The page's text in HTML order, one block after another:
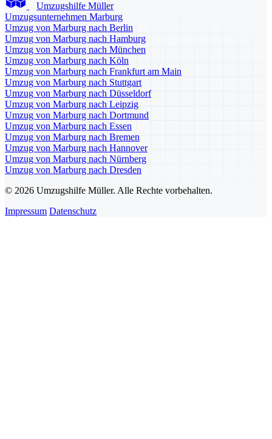
Umzugshilfe Müller
Umzugsunternehmen Marburg
Umzug von Marburg nach Berlin
Umzug von Marburg nach Hamburg
Umzug von Marburg nach München
Umzug von Marburg nach Köln
Umzug von Marburg nach Frankfurt am Main
Umzug von Marburg nach Stuttgart
Umzug von Marburg nach Düsseldorf
Umzug von Marburg nach Leipzig
Umzug von Marburg nach Dortmund
Umzug von Marburg nach Essen
Umzug von Marburg nach Bremen
Umzug von Marburg nach Hannover
Umzug von Marburg nach Nürnberg
Umzug von Marburg nach Dresden
© 2026 Umzugshilfe Müller. Alle Rechte vorbehalten.
Impressum Datenschutz